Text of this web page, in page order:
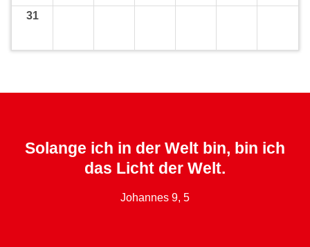
31
Solange ich in der Welt bin, bin ich
das Licht der Welt.
Johannes 9, 5